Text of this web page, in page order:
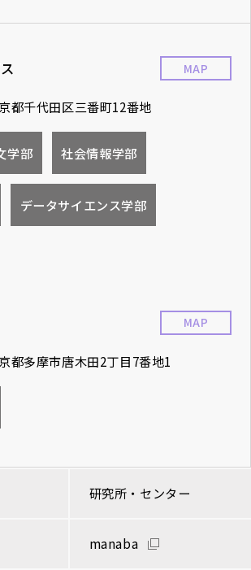
都千代田区三番町12番地
MAP
学部 社会情報学部
データサイエンス学部
多摩市唐木田2丁目7番地1
MAP
研究所・センター
manaba